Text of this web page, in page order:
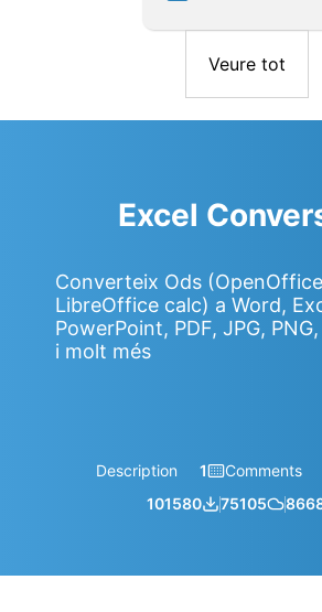
Veure tot
Excel
Converteix Ods
LibreOffice calc) a Word,
PowerPoint, PDF, JPG,
i molt més
Description 1 Comments
101580
75105